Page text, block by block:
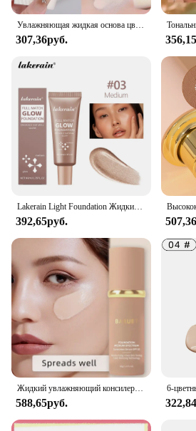
Увлажняющая жидкая основа цвета слоновой кости, натуральный цвет, BB-крем, водостойкая стойкая основа, консилер, легкий нелипкий макияж
307,36руб.
Lakerain Light Foundation Жидкий натуральный консилер для длительного водонепроницаемого макияжа и контура, 4 цвета
392,65руб.
588,65руб.